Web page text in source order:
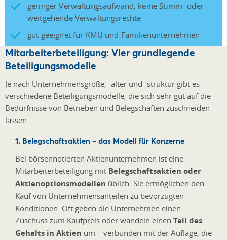
geringer Verwaltungsaufwand, keine Stimm- oder
weitgehende Verwaltungsrechte
gut geeignet für KMU und Familienunternehmen
Mitarbeiterbeteiligung: Vier grundlegende
Beteiligungsmodelle
Je nach Unternehmensgröße, -alter und -struktur gibt es
verschiedene Beteiligungsmodelle, die sich sehr gut auf die
Bedürfnisse von Betrieben und Belegschaften zuschneiden
lassen.
1. Belegschaftsaktien – das Modell für Konzerne
Bei börsennotierten Aktienunternehmen ist eine
Mitarbeiterbeteiligung mit Belegschaftsaktien oder
Aktienoptionsmodellen üblich. Sie ermöglichen den
Kauf von Unternehmensanteilen zu bevorzugten
Konditionen. Oft geben die Unternehmen einen
Zuschuss zum Kaufpreis oder wandeln einen Teil des
Gehalts in Aktien um – verbunden mit der Auflage, die